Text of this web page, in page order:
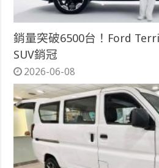
銷量突破6500台！Ford
SUV銷冠
2026-06-08